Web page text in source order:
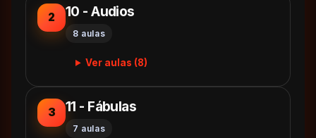
2 10 - Audios
8 aulas
Ver aulas (8)
3 11 - Fábulas
7 aulas